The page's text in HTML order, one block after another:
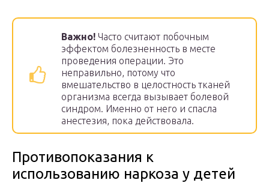
Важно! Часто считают побочным
эффектом болезненность в месте
проведения операции. Это
неправильно, потому что
вмешательство в целостность тканей
организма всегда вызывает болевой
синдром. Именно от него и спасла
анестезия, пока действовала.
Противопоказания к
использованию наркоза у детей